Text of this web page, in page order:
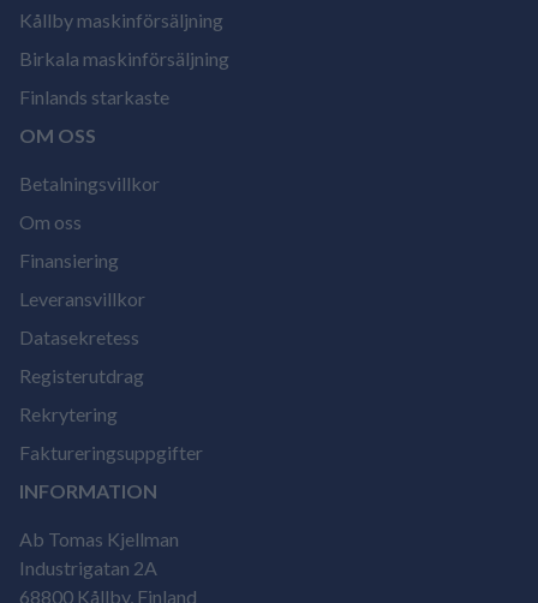
Kållby maskinförsäljning
Birkala maskinförsäljning
Finlands starkaste
OM OSS
Betalningsvillkor
Om oss
Finansiering
Leveransvillkor
Datasekretess
Registerutdrag
Rekrytering
Faktureringsuppgifter
INFORMATION
Ab Tomas Kjellman
Industrigatan 2A
68800 Kållby, Finland